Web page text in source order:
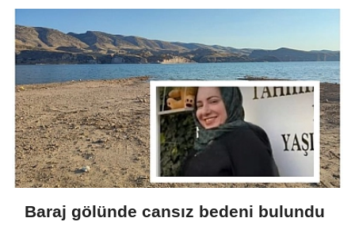
Baraj gölünde cansız bedeni bulundu